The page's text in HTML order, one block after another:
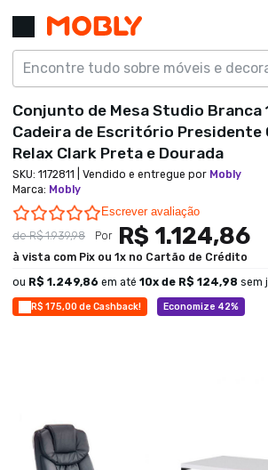
R$ 175,00 de Cashback! Economize 42%
Conjunto de Mesa Studio Branca
Cadeira de Escritório Presidente
Relax Clark Preta e Dourada
SKU: 1172811 | Vendido e entregue por Mobly
Marca: Mobly
0.0 star rating
Escrever avaliação
deR$ 1.939,98 Por R$ 1.124,86
à vista com Pix ou 1x no Cartão de Crédito
ou R$ 1.249,86 em até 10x de R$ 124,98 sem